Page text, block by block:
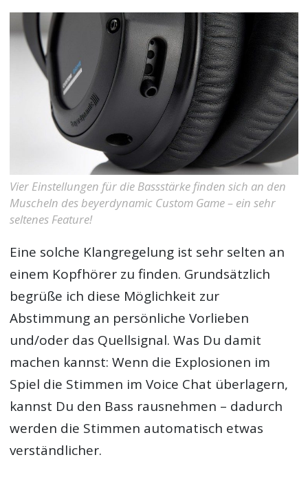
Vier Einstellungen für die Bassstärke finden sich an den
Muscheln des beyerdynamic Custom Game – ein sehr
seltenes Feature!
Eine solche Klangregelung ist sehr selten an
einem Kopfhörer zu finden. Grundsätzlich
begrüße ich diese Möglichkeit zur
Abstimmung an persönliche Vorlieben
und/oder das Quellsignal. Was Du damit
machen kannst: Wenn die Explosionen im
Spiel die Stimmen im Voice Chat überlagern,
kannst Du den Bass rausnehmen – dadurch
werden die Stimmen automatisch etwas
verständlicher.